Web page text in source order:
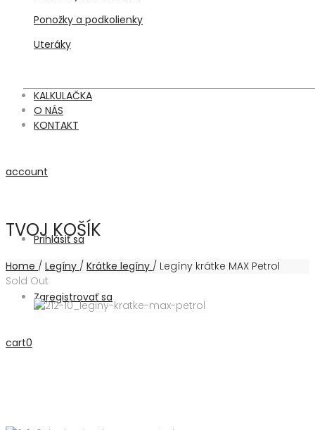
Ponožky a podkolienky
Uteráky
KALKULAČKA
O NÁS
KONTAKT
account
Prihlásiť sa
Zaregistrovať sa
cart0
TVOJ KOŠÍK
Home / Legíny / Krátke legíny / Legíny krátke MAX Petrol
Sold Out